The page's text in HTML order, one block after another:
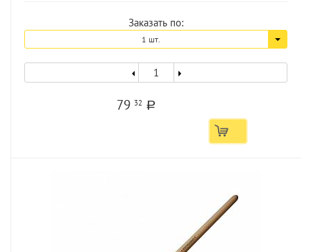
Заказать по:
1 шт.
79 32 a